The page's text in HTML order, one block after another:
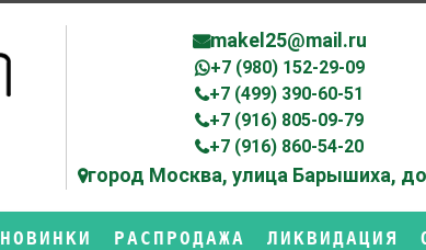
makel25@mail.ru
+7 (980) 152-29-09
+7 (499) 390-60-51
+7 (916) 805-09-79
+7 (916) 860-54-20
город Москва, улица Барышиха,
НОВИНКИ РАСПРОДАЖА ЛИКВИДАЦИЯ